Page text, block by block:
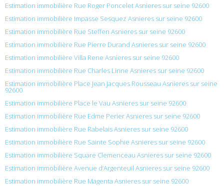
Estimation immobilière Rue Roger Poncelet Asnieres sur seine 92600
Estimation immobilière Impasse Sesquez Asnieres sur seine 92600
Estimation immobilière Rue Steffen Asnieres sur seine 92600
Estimation immobilière Rue Pierre Durand Asnieres sur seine 92600
Estimation immobilière Villa Rene Asnieres sur seine 92600
Estimation immobilière Rue Charles Linne Asnieres sur seine 92600
Estimation immobilière Place Jean Jacques Rousseau Asnieres sur seine
92600
Estimation immobilière Place le Vau Asnieres sur seine 92600
Estimation immobilière Rue Edme Perier Asnieres sur seine 92600
Estimation immobilière Rue Rabelais Asnieres sur seine 92600
Estimation immobilière Rue Sainte Sophie Asnieres sur seine 92600
Estimation immobilière Square Clemenceau Asnieres sur seine 92600
Estimation immobilière Avenue d’Argenteuil Asnieres sur seine 92600
Estimation immobilière Rue Magenta Asnieres sur seine 92600